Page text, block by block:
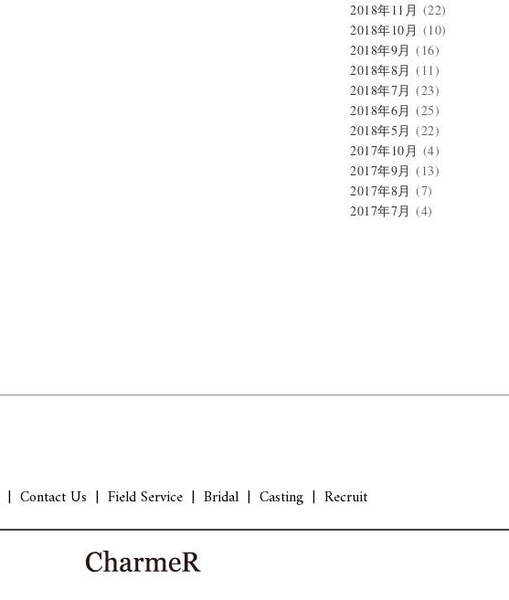
2018年11月 (22)
2018年10月 (10)
2018年9月 (16)
2018年8月 (11)
2018年7月 (23)
2018年6月 (25)
2018年5月 (22)
2017年10月 (4)
2017年9月 (13)
2017年8月 (7)
2017年7月 (4)
Contact Us Field Service Bridal Casting Recruit